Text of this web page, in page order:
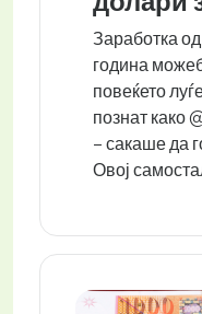
Заработка
година
повеќето
познат како
– сакаше да
Овој